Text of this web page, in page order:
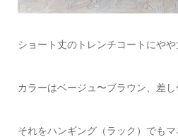
ショート丈のトレンチコートにやや
カラーはベージュ〜ブラウン、差し
それをハンギング（ラック）でも